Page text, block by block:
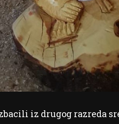
iz drugog razreda